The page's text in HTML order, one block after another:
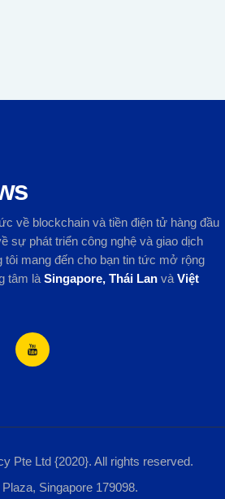
về blockchain và tiền điện tử hàng đầu
sự phát triển công nghệ và giao dịch
mang đến cho bạn tin tức mở rộng
tâm là Singapore, Thái Lan và Việt
Pte Ltd {2020}. All rights reserved.
Singapore 179098.